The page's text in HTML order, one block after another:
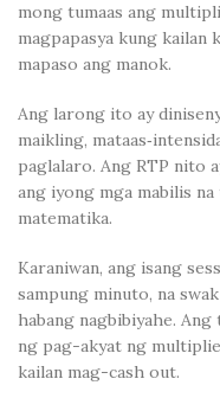
mong tumaas ang
magpapasya kung kailan
mapaso ang manok.
Ang larong ito ay
maikling,
paglalaro. Ang RTP nito
ang iyong mga mabilis
matematika.
Karaniwan, ang isang
sampung minuto, na
habang nagbibiyahe. Ang
ng pag-akyat ng
kailan mag-cash out.